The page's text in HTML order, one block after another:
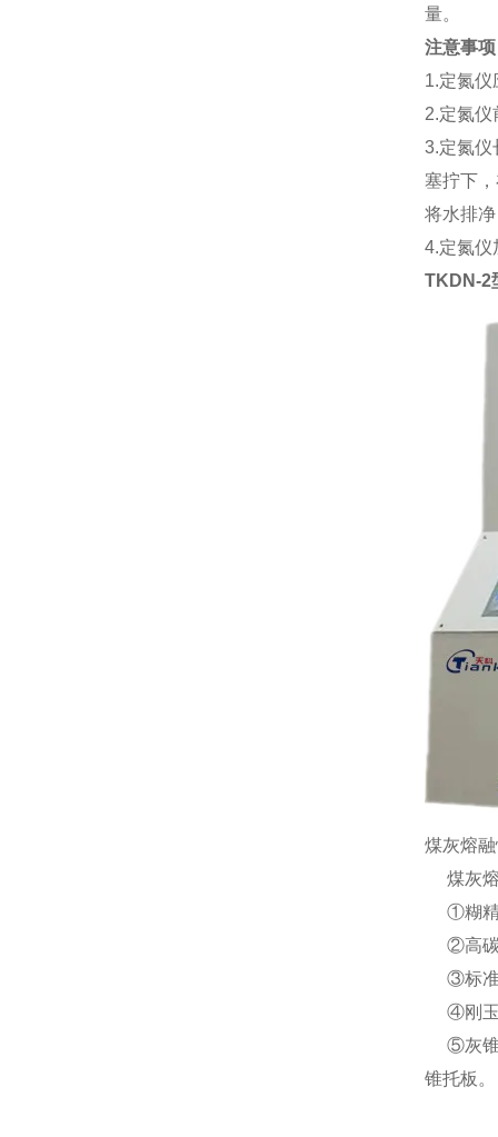
量。
注意事
1.定氮
2.定氮仪
3.定氮仪
塞拧下
将水排
4.定氮仪
TKDN-2
煤灰熔
煤灰熔
①糊精
②高碳
③标准
④刚玉
⑤灰锥
锥托板。